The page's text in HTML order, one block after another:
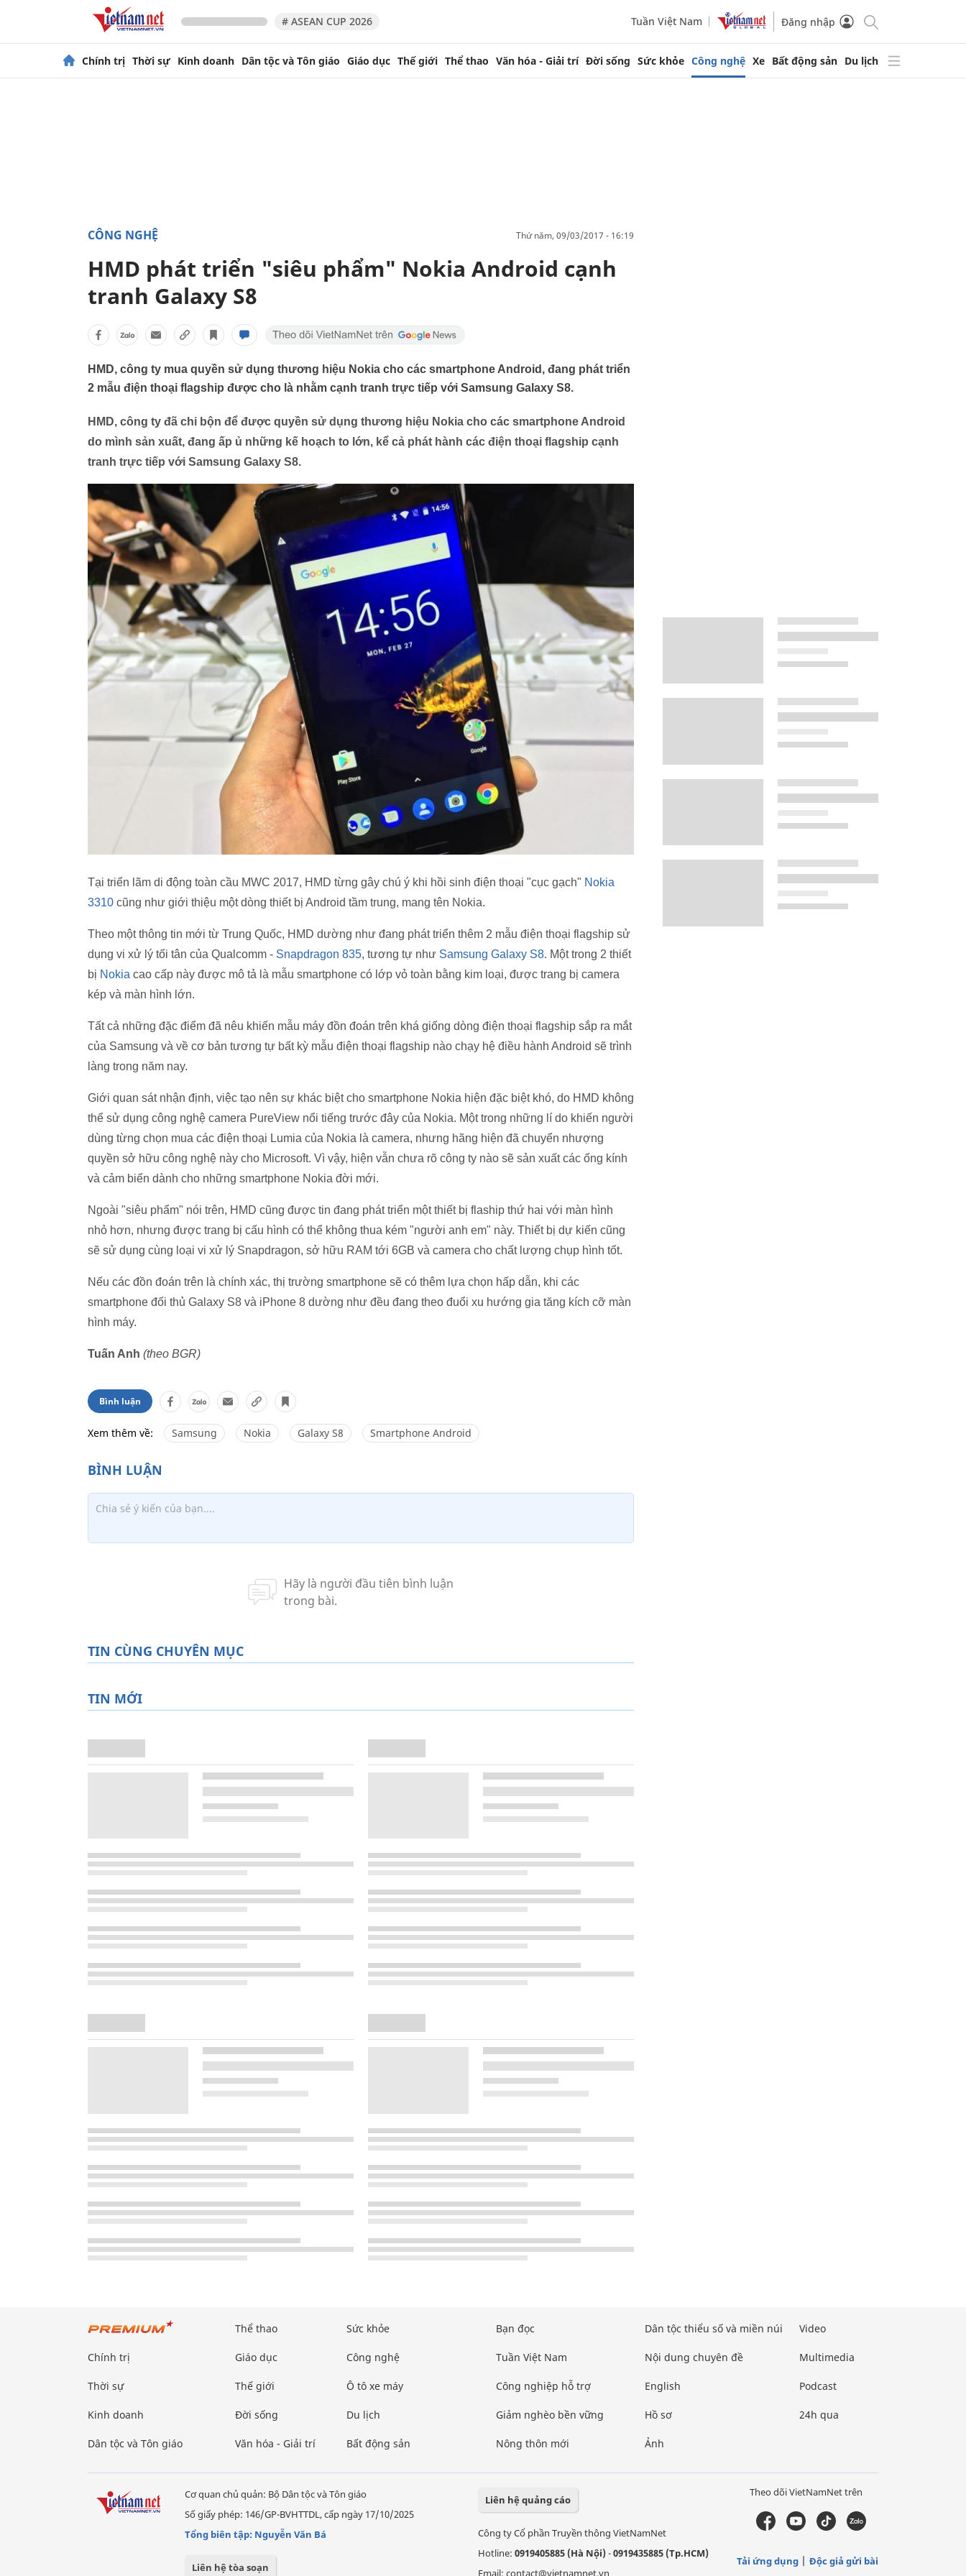
# ASEAN CUP 2026 Tuần Việt Nam Đăng nhập
Chính trị Thời sự Kinh doanh Dân tộc và Tôn giáo Giáo dục Thế giới Thể thao Văn hóa - Giải trí Đời sống Sức khỏe Công nghệ Xe Bất động sản Du lịch
CÔNG NGHỆ thứ năm, 09/03/2017 - 16:19
HMD phát triển "siêu phẩm" Nokia Android cạnh
tranh Galaxy S8
HMD, công ty mua quyền sử dụng thương hiệu Nokia cho các smartphone Android, đang phát triển
2 mẫu điện thoại flagship được cho là nhằm cạnh tranh trực tiếp với Samsung Galaxy S8.
HMD, công ty đã chi bộn để được quyền sử dụng thương hiệu Nokia cho các smartphone Android
do mình sản xuất, đang ấp ủ những kế hoạch to lớn, kể cả phát hành các điện thoại flagship cạnh
tranh trực tiếp với Samsung Galaxy S8.
Tại triển lãm di động toàn cầu MWC 2017, HMD từng gây chú ý khi hồi sinh điện thoại "cục gạch" Nokia
3310 cũng như giới thiệu một dòng thiết bị Android tầm trung, mang tên Nokia.
Theo một thông tin mới từ Trung Quốc, HMD dường như đang phát triển thêm 2 mẫu điện thoại flagship sử
dụng vi xử lý tối tân của Qualcomm - Snapdragon 835, tương tự như Samsung Galaxy S8. Một trong 2 thiết
bị Nokia cao cấp này được mô tả là mẫu smartphone có lớp vỏ toàn bằng kim loại, được trang bị camera
kép và màn hình lớn.
Tất cả những đặc điểm đã nêu khiến mẫu máy đồn đoán trên khá giống dòng điện thoại flagship sắp ra mắt
của Samsung và về cơ bản tương tự bất kỳ mẫu điện thoại flagship nào chạy hệ điều hành Android sẽ trình
làng trong năm nay.
Giới quan sát nhận định, việc tạo nên sự khác biệt cho smartphone Nokia hiện đặc biệt khó, do HMD không
thể sử dụng công nghệ camera PureView nổi tiếng trước đây của Nokia. Một trong những lí do khiến người
dùng từng chọn mua các điện thoại Lumia của Nokia là camera, nhưng hãng hiện đã chuyển nhượng
quyền sở hữu công nghệ này cho Microsoft. Vì vậy, hiện vẫn chưa rõ công ty nào sẽ sản xuất các ống kính
và cảm biến dành cho những smartphone Nokia đời mới.
Ngoài "siêu phẩm" nói trên, HMD cũng được tin đang phát triển một thiết bị flaship thứ hai với màn hình
nhỏ hơn, nhưng được trang bị cấu hình có thể không thua kém "người anh em" này. Thiết bị dự kiến cũng
sẽ sử dụng cùng loại vi xử lý Snapdragon, sở hữu RAM tới 6GB và camera cho chất lượng chụp hình tốt.
Nếu các đồn đoán trên là chính xác, thị trường smartphone sẽ có thêm lựa chọn hấp dẫn, khi các
smartphone đối thủ Galaxy S8 và iPhone 8 dường như đều đang theo đuổi xu hướng gia tăng kích cỡ màn
hình máy.
Tuấn Anh (theo BGR)
Bình luận
Xem thêm về: Samsung Nokia Galaxy S8 Smartphone Android
TIN CÙNG CHUYÊN MỤC
TIN MỚI
Chính trị
Thời sự
Kinh doanh
Dân tộc và Tôn giáo
Thể thao
Giáo dục
Thế giới
Đời sống
Văn hóa - Giải trí
Sức khỏe
Công nghệ
Ô tô xe máy
Du lịch
Bất động sản
Bạn đọc
Tuần Việt Nam
Công nghiệp hỗ trợ
Giảm nghèo bền vững
Nông thôn mới
Dân tộc thiểu số và miền núi
Nội dung chuyên đề
English
Hồ sơ
Ảnh
Video
Multimedia
Podcast
24h qua
Cơ quan chủ quản: Bộ Dân tộc và Tôn giáo
Số giấy phép: 146/GP-BVHTTDL, cấp ngày 17/10/2025
Tổng biên tập: Nguyễn Văn Bá
Liên hệ tòa soạn
Liên hệ quảng cáo
Công ty Cổ phần Truyền thông VietNamNet
Hotline: 0919405885 (Hà Nội)-0919435885 (Tp.HCM)
Email: contact@vietnamnet.vn
Theo dõi VietNamNet trên
Tải ứng dụng Độc giả gửi bài